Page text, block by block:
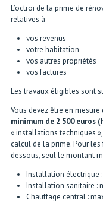
L’octroi de la prime de
relatives à
vos revenus
votre habitation
vos autres propriétés
vos factures
Les travaux éligibles sont
Vous devez être en mesure
minimum de 2 500 euros
« installations techniques
calcul de la prime. Pour
dessous, seul le montant
Installation électrique
Installation sanitaire :
Chauffage central :